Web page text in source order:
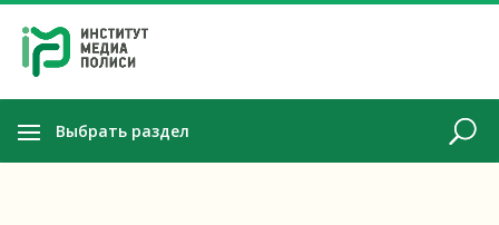
Выбрать раздел